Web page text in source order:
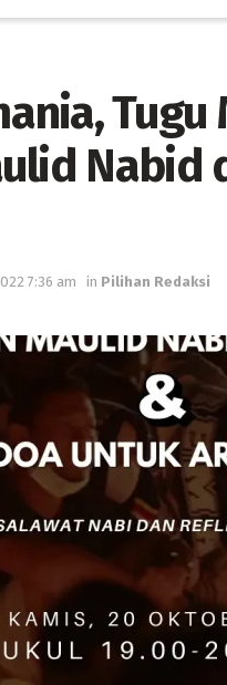
Tugu
Nabid
7:36 am in Pilihan Redaksi